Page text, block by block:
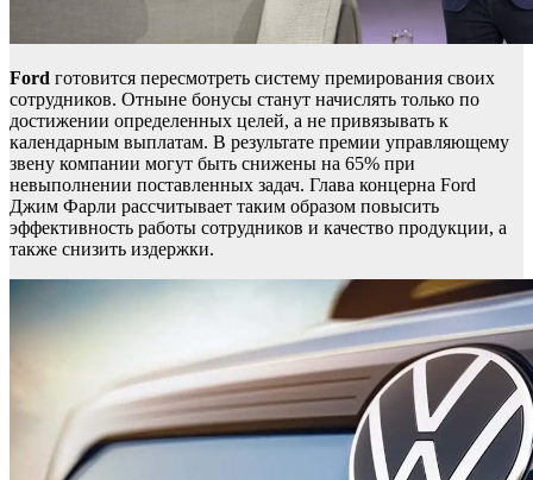
Ford готовится пересмотреть систему премирования своих
сотрудников. Отныне бонусы станут начислять только по
достижении определенных целей, а не привязывать к
календарным выплатам. В результате премии управляющему
звену компании могут быть снижены на 65% при
невыполнении поставленных задач. Глава концерна Ford
Джим Фарли рассчитывает таким образом повысить
эффективность работы сотрудников и качество продукции, а
также снизить издержки.